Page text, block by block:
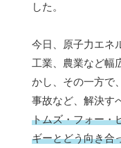
した。
今日、原子力エネ
工業、農業など幅
かし、その一方で
事故など、解決す
トムズ・フォー・
ギーとどう向き合